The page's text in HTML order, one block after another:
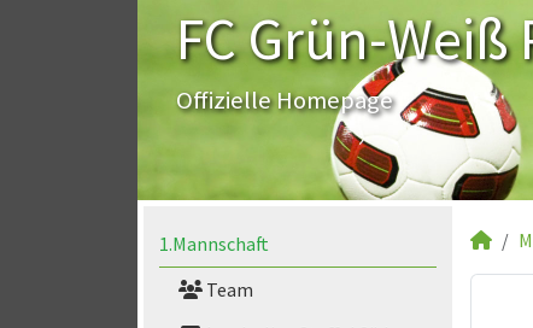
FC Grün-Weiß
Offizielle Homepage
1.Mannschaft
Team